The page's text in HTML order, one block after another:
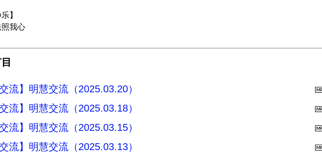
】
我心
交流】明慧交流（2025.03.20）
交流】明慧交流（2025.03.18）
交流】明慧交流（2025.03.15）
交流】明慧交流（2025.03.13）